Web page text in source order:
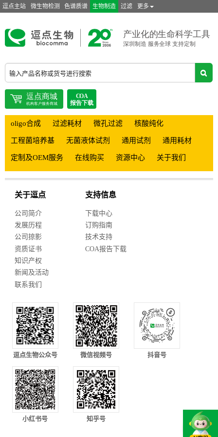
逗点主站 微生物检测 色谱质谱 生物制造 过滤 更多
oligo合成 过滤耗材 微孔过滤 核酸纯化
工程菌培养基 无菌液体试剂 通用试剂 通用耗材
定制及OEM服务 在线购买 资源中心 关于我们
关于逗点
公司简介
发展历程
公司掠影
资质证书
知识产权
新闻及活动
联系我们
支持信息
下载中心
订购指南
技术支持
COA报告下载
逗点生物公众号 微信视频号 抖音号
小红书号 知乎号